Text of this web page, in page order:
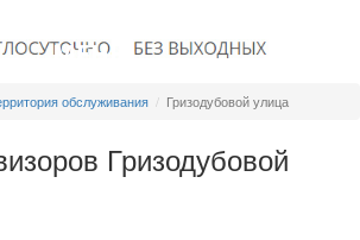
МЕНЮ
обслуживания Гризодубовой улица
Гризодубовой